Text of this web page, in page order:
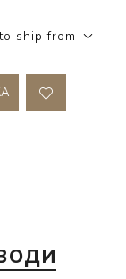
ship from